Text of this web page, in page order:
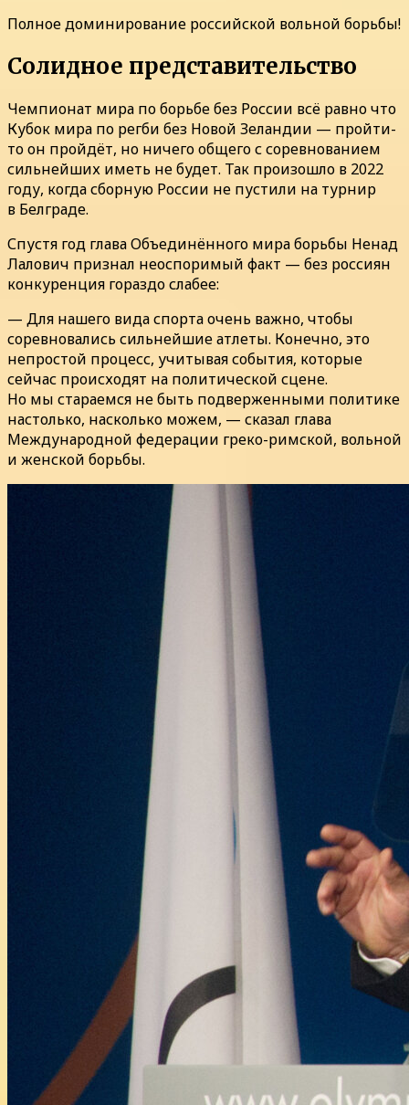
Полное доминирование российской вольной борьбы!
Солидное представительство
Чемпионат мира по борьбе без России всё равно что
Кубок мира по регби без Новой Зеландии — пройти-
то он пройдёт, но ничего общего с соревнованием
сильнейших иметь не будет. Так произошло в 2022
году, когда сборную России не пустили на турнир
в Белграде.
Спустя год глава Объединённого мира борьбы Ненад
Лалович признал неоспоримый факт — без россиян
конкуренция гораздо слабее:
— Для нашего вида спорта очень важно, чтобы
соревновались сильнейшие атлеты. Конечно, это
непростой процесс, учитывая события, которые
сейчас происходят на политической сцене.
Но мы стараемся не быть подверженными политике
настолько, насколько можем, — сказал глава
Международной федерации греко-римской, вольной
и женской борьбы.